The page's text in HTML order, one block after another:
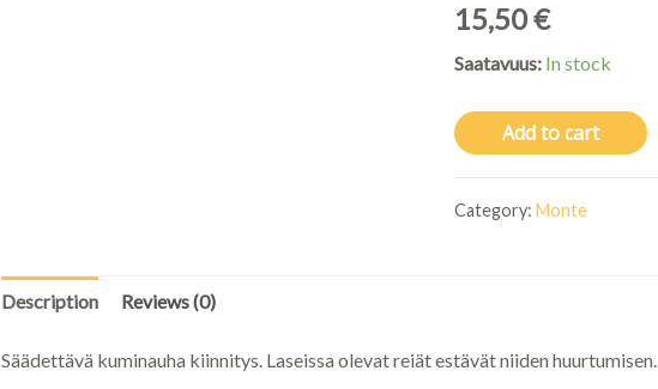
15,50€
Saatavuus: In stock
Add to cart
Category: Monte
Description Reviews (0)
Säädettävä kuminauha kiinnitys. Laseissa olevat reiät estävät niiden huurtumisen.